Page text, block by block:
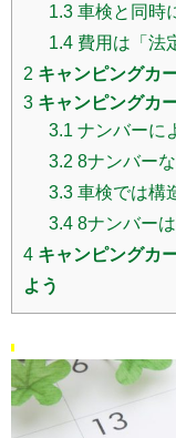
1.3 車検と同時
1.4 費用は「法
2 キャンピングカ
3 キャンピングカ
3.1 ナンバーに
3.2 8ナンバー
3.3 車検では構
3.4 8ナンバー
4 キャンピングカ
よう